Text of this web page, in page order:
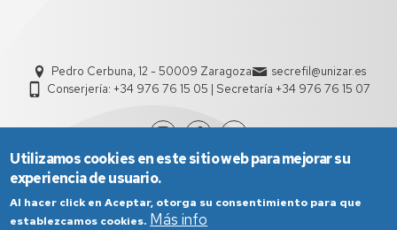
Pedro Cerbuna, 12 - 50009 Zaragoza
secrefil@unizar.es
Conserjería: +34 976 76 15 05 | Secretaría +34 976 76 15 07
Utilizamos cookies en este sitio web para mejorar su
experiencia de usuario.
Al hacer click en Aceptar, otorga su consentimiento para que
establezcamos cookies. Más info